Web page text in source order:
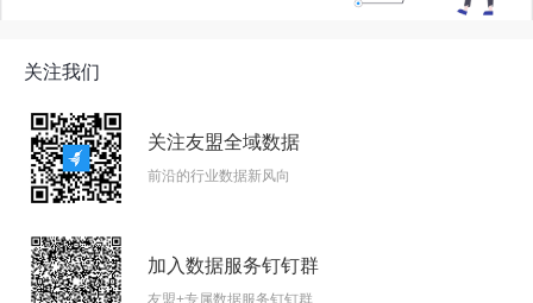
关注我们
关注友盟全域数据
前沿的行业数据新风向
加入数据服务钉钉群
友盟+专属数据服务钉钉群